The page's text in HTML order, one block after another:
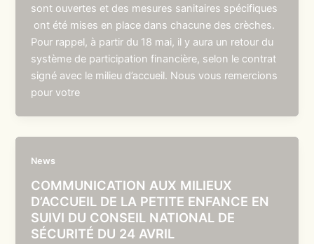
sont ouvertes et des mesures sanitaires spécifiques
ont été mises en place dans chacune des crèches.
Pour rappel, à partir du 18 mai, il y aura un retour du
système de participation financière, selon le contrat
signé avec le milieu d’accueil. Nous vous remercions
pour votre
News
COMMUNICATION AUX MILIEUX
D’ACCUEIL DE LA PETITE ENFANCE EN
SUIVI DU CONSEIL NATIONAL DE
SÉCURITÉ DU 24 AVRIL